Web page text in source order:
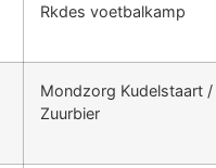
Rkdes voetbalkamp
Mondzorg Kudelstaart /
Zuurbier